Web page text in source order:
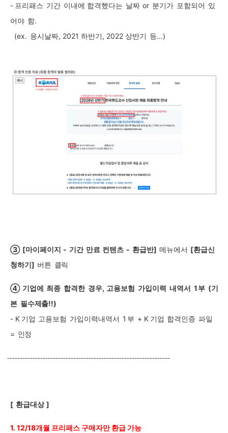
- 프리패스 기간 이내에 합격했다는 날짜 or 분기가 포함되어 있
어야 함.
(ex. 응시날짜, 2021 하반기, 2022 상반기 등...)
③ [마이페이지 - 기간 만료 컨텐츠 - 환급반] 메뉴에서 [환급신
청하기] 버튼 클릭
④ 기업에 최종 합격한 경우, 고용보험 가입이력 내역서 1부 (기
본 필수제출!!)
- K 기업 고용보험 가입이력내역서 1 부 + K 기업 합격인증 파일
= 인정
----------------------------------------------------------------
[ 환급대상 ]
1. 12/18개월 프리패스 구매자만 환급 가능